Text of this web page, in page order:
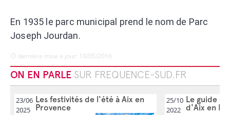
En 1935 le parc municipal prend le nom de Parc
Joseph Jourdan.
dernière mise à jour: 10/05/2016
ON EN PARLE SUR FREQUENCE-SUD.FR
23/06
2025
Les festivités de l'été à Aix en
Provence
25/10
2022
Le guide
d'Aix en